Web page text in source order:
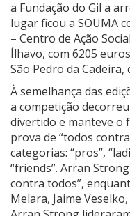
a Fundação do Gil a
lugar ficou a SOUMA
– Centro de Ação
Ílhavo, com 6205
São Pedro da
À semelhança das
a competição
divertido e manteve o
prova de “todos
categorias: “pros”,
“friends”. Arran
contra todos”,
Melara, Jaime